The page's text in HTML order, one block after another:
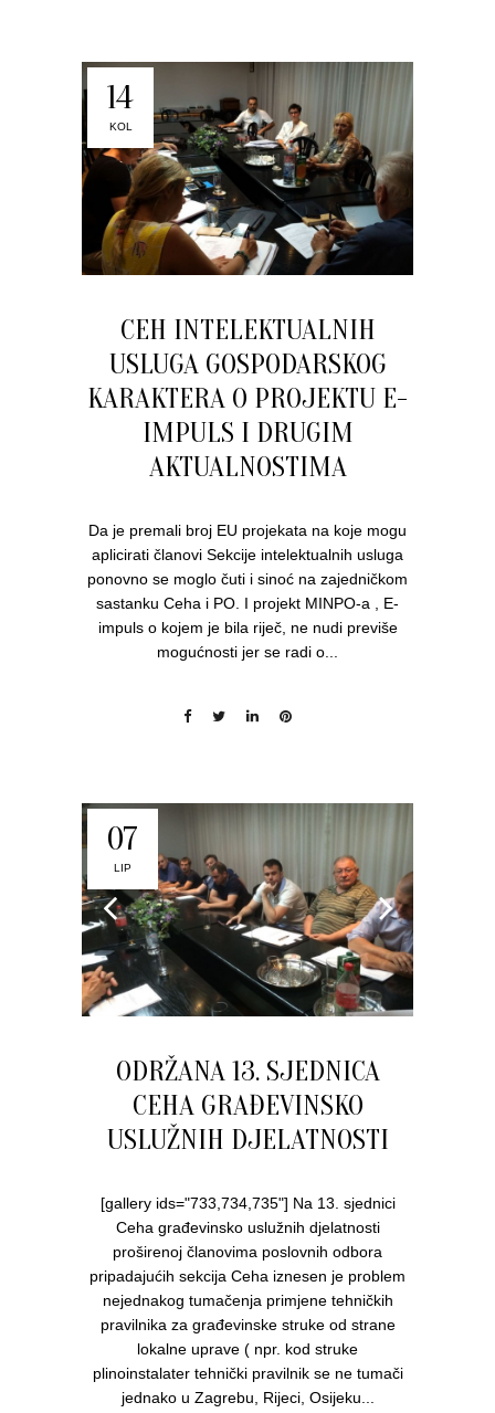
14
KOL
CEH INTELEKTUALNIH
USLUGA GOSPODARSKOG
KARAKTERA O PROJEKTU E-
IMPULS I DRUGIM
AKTUALNOSTIMA
Da je premali broj EU projekata na koje mogu
aplicirati članovi Sekcije intelektualnih usluga
ponovno se moglo čuti i sinoć na zajedničkom
sastanku Ceha i PO. I projekt MINPO-a , E-
impuls o kojem je bila riječ, ne nudi previše
mogućnosti jer se radi o...
07
LIP
ODRŽANA 13. SJEDNICA
CEHA GRAĐEVINSKO
USLUŽNIH DJELATNOSTI
[gallery ids="733,734,735"] Na 13. sjednici
Ceha građevinsko uslužnih djelatnosti
proširenoj članovima poslovnih odbora
pripadajućih sekcija Ceha iznesen je problem
nejednakog tumačenja primjene tehničkih
pravilnika za građevinske struke od strane
lokalne uprave ( npr. kod struke
plinoinstalater tehnički pravilnik se ne tumači
jednako u Zagrebu, Rijeci, Osijeku...